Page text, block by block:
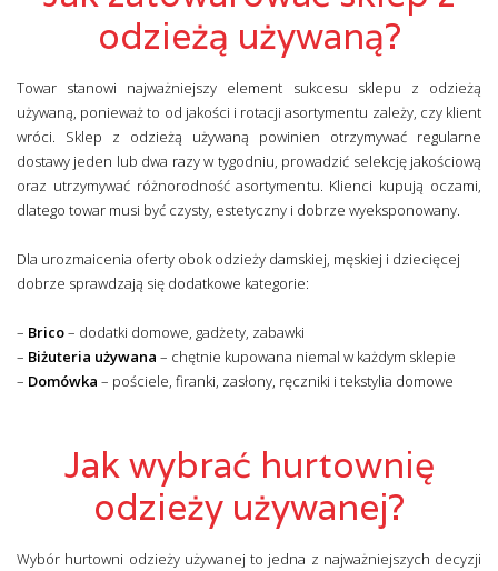
odzieżą używaną?
Towar stanowi najważniejszy element sukcesu sklepu z odzieżą
używaną, ponieważ to od jakości i rotacji asortymentu zależy, czy klient
wróci. Sklep z odzieżą używaną powinien otrzymywać regularne
dostawy jeden lub dwa razy w tygodniu, prowadzić selekcję jakościową
oraz utrzymywać różnorodność asortymentu. Klienci kupują oczami,
dlatego towar musi być czysty, estetyczny i dobrze wyeksponowany.
Dla urozmaicenia oferty obok odzieży damskiej, męskiej i dziecięcej
dobrze sprawdzają się dodatkowe kategorie:
– Brico– dodatki domowe, gadżety, zabawki
– Biżuteria używana – chętnie kupowana niemal w każdym sklepie
– Domówka – pościele, firanki, zasłony, ręczniki i tekstylia domowe
Jak wybrać hurtownię
odzieży używanej?
Wybór hurtowni odzieży używanej to jedna z najważniejszych decyzji